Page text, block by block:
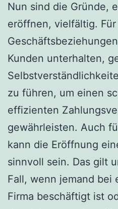
Nun sind die Gründe,
eröffnen, vielfältig.
Kunden unterhalten,
zu führen, um einen
effizienten
gewährleisten. Auch
kann die Eröffnung
sinnvoll sein. Das gilt
Fall, wenn jemand bei
Firma beschäftigt ist